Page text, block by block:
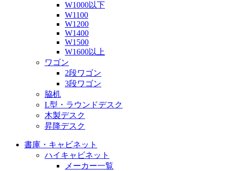
W1000以下
W1100
W1200
W1400
W1500
W1600以上
ワゴン
2段ワゴン
3段ワゴン
脇机
L型・ラウンドデスク
木製デスク
昇降デスク
書庫・キャビネット
ハイキャビネット
メーカー一覧